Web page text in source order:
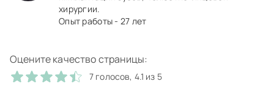
хирургии.
Опыт работы - 27 лет
Оцените качество страницы:
7 голосов, 4.1 из 5